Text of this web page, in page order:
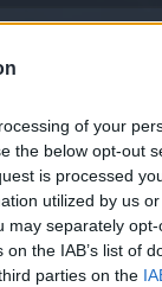
of your
the below opt-out
is processed
utilized by us
may separately
the IAB’s list of
parties on the
möchtest,
auf